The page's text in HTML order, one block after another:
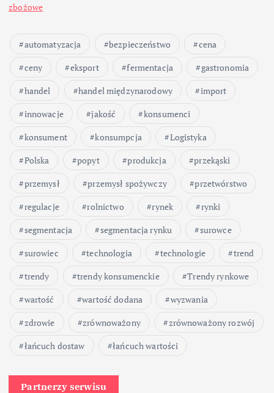
zbożowe
automatyzacja bezpieczeństwo
cena
ceny
eksport fermentacja
gastronomia
handel
handel międzynarodowy
import
innowacje
jakość
konsumenci
konsument
konsumpcja
Logistyka
Polska
popyt produkcja
przekąski
przemysł
przemysł spożywczy
przetwórstwo
regulacje
rolnictwo rynek
rynki
segmentacja
segmentacja rynku
surowce
surowiec
technologia technologie
trend
trendy
trendy konsumenckie
Trendy rynkowe
wartość
wartość dodana
wyzwania
zdrowie
zrównoważony
zrównoważony rozwój
łańcuch dostaw
łańcuch wartości
Partnerzy serwisu